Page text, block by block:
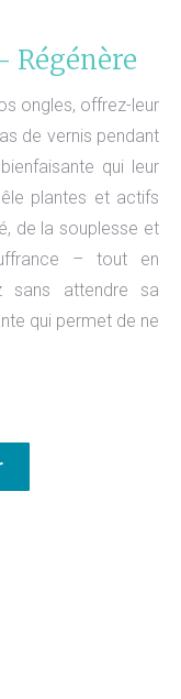
Régénère
ongles, offrez-leur
de vernis pendant
qui leur
plantes et actifs
de la souplesse et
– tout en
sans attendre sa
qui permet de ne